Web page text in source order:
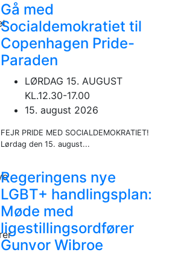
Gå med
Socialdemokratiet til
Copenhagen Pride-
Paraden
LØRDAG 15. AUGUST
KL.12.30-17.00
15. august 2026
FEJR PRIDE MED SOCIALDEMOKRATIET!
Lørdag den 15. august...
Regeringens nye
LGBT+ handlingsplan:
Møde med
ligestillingsordfører
Gunvor Wibroe